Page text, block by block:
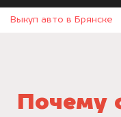
Выкуп авто в Брянске
Почему